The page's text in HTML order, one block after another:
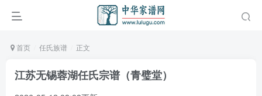
首页 任氏族谱 正文
江苏无锡蓉湖任氏宗谱（青璧堂）